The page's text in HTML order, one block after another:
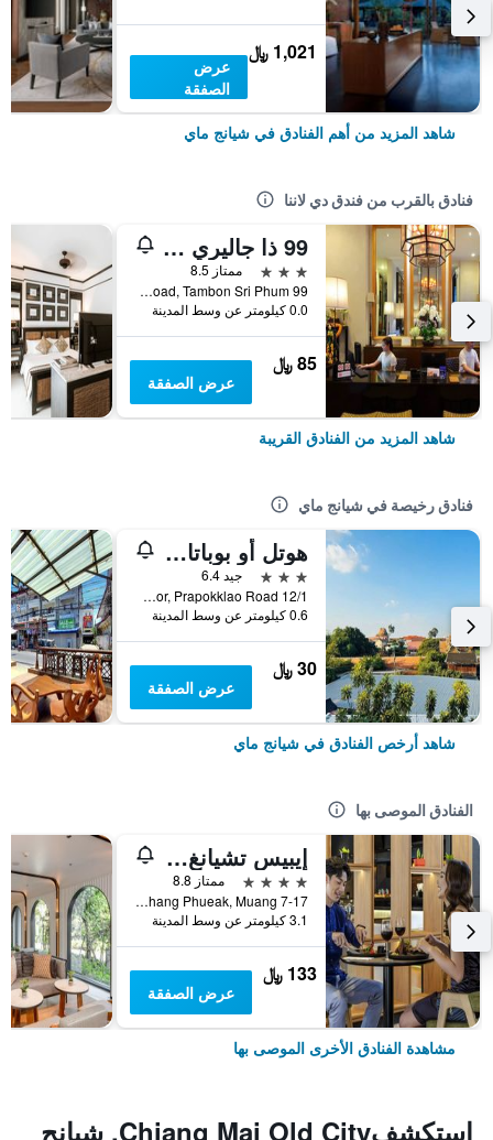
1,021 ﷼
عرض
الصفقة
شاهد المزيد من أهم الفنادق في شيانج ماي
فنادق بالقرب من فندق دي لاننا
99 ذا جاليري هوتل
3 نجوم
ممتاز 8.5
99 Inthawarowat Road, Tambon Sri Phum, شيانج ماي, تايلاند
0.0 كيلومتر عن وسط المدينة
85 ﷼
عرض الصفقة
شاهد المزيد من الفنادق القريبة
فنادق رخيصة في شيانج ماي
هوتل أو بوباتارا تشيانغماي
3 نجوم
جيد 6.4
12/1 Soi 4 Kor, Prapokklao Road, شيانج ماي, تايلاند
0.6 كيلومتر عن وسط المدينة
30 ﷼
عرض الصفقة
شاهد أرخص الفنادق في شيانج ماي
الفنادق الموصى بها
إيبيس تشيانغ ماي نيمان جورنيوب
4 نجوم
ممتاز 8.8
7-17 Moo 2, Huay Kaew Road Chang Phueak, Muang, شيانج ماي, تايلاند
3.1 كيلومتر عن وسط المدينة
133 ﷼
عرض الصفقة
مشاهدة الفنادق الأخرى الموصى بها
استكشفChiang Mai Old City, شيانج